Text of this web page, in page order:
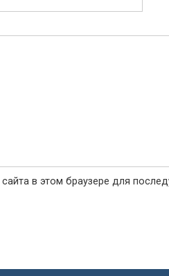
в этом браузере для